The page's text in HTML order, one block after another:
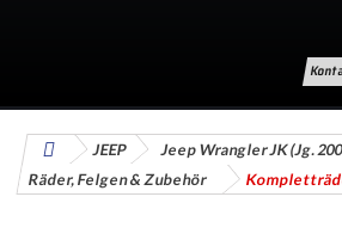
JEEP
Jeep Wrangler JK (Jg.
Räder, Felgen & Zubehör